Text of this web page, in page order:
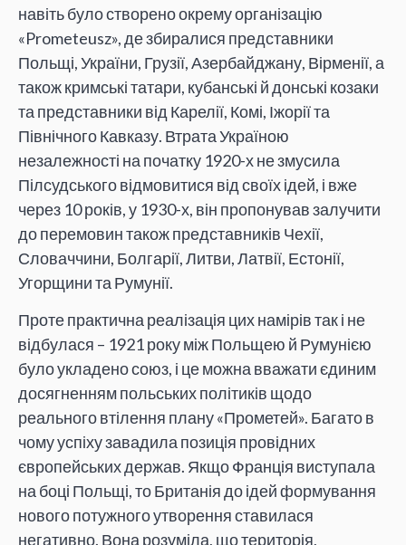
навіть було створено окрему організацію
«Prometeusz», де збиралися представники
Польщі, України, Грузії, Азербайджану, Вірменії, а
також кримські татари, кубанські й донські козаки
та представники від Карелії, Комі, Іжорії та
Північного Кавказу. Втрата Україною
незалежності на початку 1920-х не змусила
Пілсудського відмовитися від своїх ідей, і вже
через 10 років, у 1930-х, він пропонував залучити
до перемовин також представників Чехії,
Словаччини, Болгарії, Литви, Латвії, Естонії,
Угорщини та Румунії.
Проте практична реалізація цих намірів так і не
відбулася – 1921 року між Польщею й Румунією
було укладено союз, і це можна вважати єдиним
досягненням польських політиків щодо
реального втілення плану «Прометей». Багато в
чому успіху завадила позиція провідних
європейських держав. Якщо Франція виступала
на боці Польщі, то Британія до ідей формування
нового потужного утворення ставилася
негативно. Вона розуміла, що територія,